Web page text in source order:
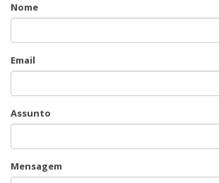
Nome
Email
Assunto
Mensagem